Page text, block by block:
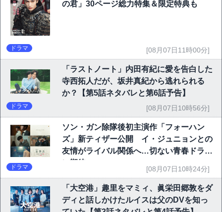
の君」30ページ総力特集＆限定特典も
ドラマ [08月07日11時00分]
「ラストノート」内田有紀に愛を告白した
寺西拓人だが、坂井真紀から逃れられる
か？【第5話ネタバレと第6話予告】
ドラマ [08月07日10時56分]
ソン・ガン除隊後初主演作「フォーハン
ズ」新ティザー公開 イ・ジュニョンとの
友情がライバル関係へ…切ない青春ドラマ
に期待
ドラマ [08月07日10時24分]
「大空港」趣里をマミィ、眞栄田郷敦をダ
ディと話しかけたルイスは父のDVを知っ